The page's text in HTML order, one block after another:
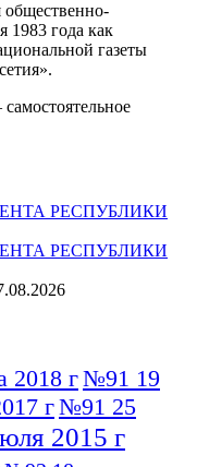
1983 года как
газеты
РЕСПУБЛИКИ
РЕСПУБЛИКИ
2018 г№91 19
г№91 25
2015 г